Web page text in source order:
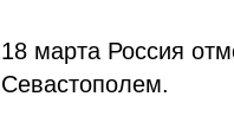
18 марта Россия
Севастополем.